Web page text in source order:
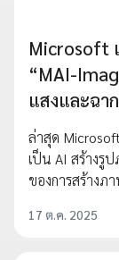
Microsoft
“MAI-
แสงและฉาก
ล่าสุด
เป็น AI สร้างรู
ของการสร้างภ
17 ต.ค. 2025